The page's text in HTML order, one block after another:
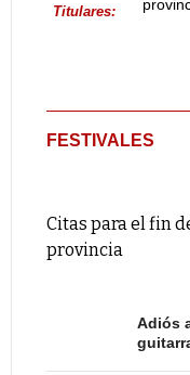
Titulares:
FESTIVALES
Citas para el fin
provincia
Adiós